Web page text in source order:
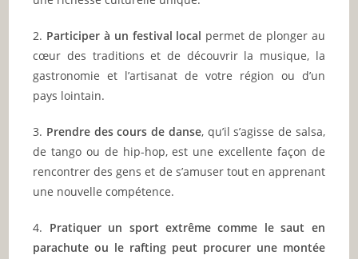
2. Participer à un festival local permet de plonger au
cœur des traditions et de découvrir la musique, la
gastronomie et l’artisanat de votre région ou d’un
pays lointain.
3. Prendre des cours de danse, qu’il s’agisse de salsa,
de tango ou de hip-hop, est une excellente façon de
rencontrer des gens et de s’amuser tout en apprenant
une nouvelle compétence.
4. Pratiquer un sport extrême comme le saut en
parachute ou le rafting peut procurer une montée